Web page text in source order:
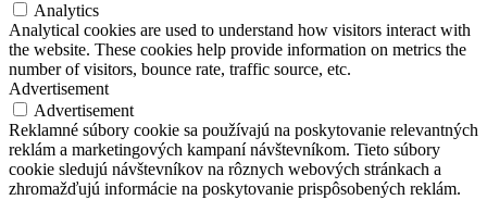
Analytics
Analytical cookies are used to understand how visitors interact with
the website. These cookies help provide information on metrics the
number of visitors, bounce rate, traffic source, etc.
Advertisement
Advertisement
Reklamné súbory cookie sa používajú na poskytovanie relevantných
reklám a marketingových kampaní návštevníkom. Tieto súbory
cookie sledujú návštevníkov na rôznych webových stránkach a
zhromažďujú informácie na poskytovanie prispôsobených reklám.